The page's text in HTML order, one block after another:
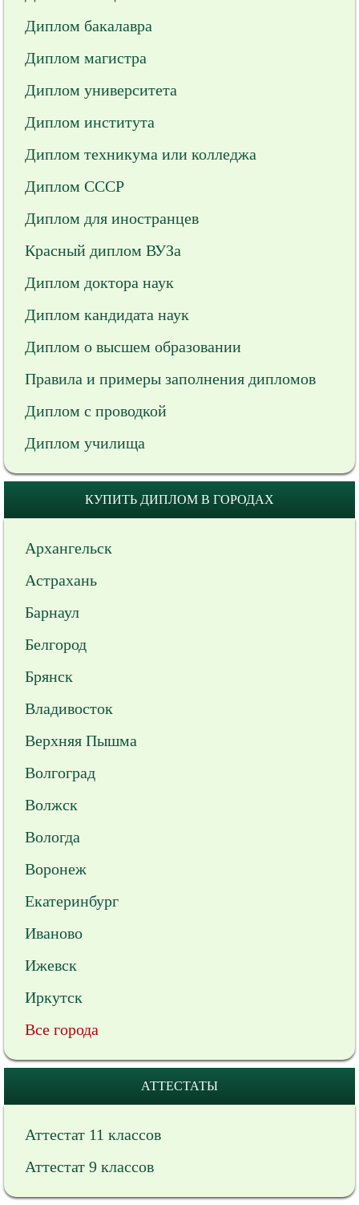
Диплом бакалавра
Диплом магистра
Диплом университета
Диплом института
Диплом техникума или колледжа
Диплом СССР
Диплом для иностранцев
Красный диплом ВУЗа
Диплом доктора наук
Диплом кандидата наук
Диплом о высшем образовании
Правила и примеры заполнения дипломов
Диплом с проводкой
Диплом училища
КУПИТЬ ДИПЛОМ В ГОРОДАХ
Архангельск
Астрахань
Барнаул
Белгород
Брянск
Владивосток
Верхняя Пышма
Волгоград
Волжск
Вологда
Воронеж
Екатеринбург
Иваново
Ижевск
Иркутск
Все города
АТТЕСТАТЫ
Аттестат 11 классов
Аттестат 9 классов